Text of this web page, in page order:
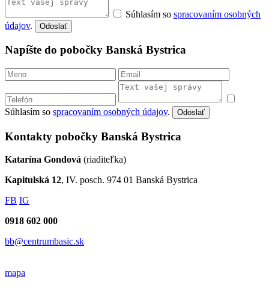
Súhlasím so spracovaním osobných
údajov. Odoslať
Napíšte do pobočky Banská Bystrica
Súhlasím so spracovaním osobných údajov. Odoslať
Kontakty pobočky Banská Bystrica
Katarína Gondová (riaditeľka)
Kapitulská 12, IV. posch. 974 01 Banská Bystrica
FB IG
0918 602 000
bb@centrumbasic.sk
mapa